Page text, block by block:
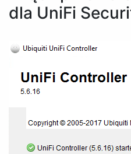
dla UniFi